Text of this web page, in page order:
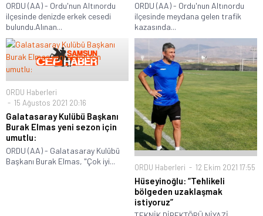
ORDU (AA) - Ordu'nun Altınordu
ilçesinde denizde erkek cesedi
bulundu.Alınan...
ORDU (AA) - Ordu'nun Altınordu
ilçesinde meydana gelen trafik
kazasında...
ORDU Haberleri
15 Ağustos 2021 20:16
Galatasaray Kulübü Başkanı
Burak Elmas yeni sezon için
umutlu:
ORDU (AA) - Galatasaray Kulübü
Başkanı Burak Elmas, "Çok iyi...
ORDU Haberleri 12 Ekim 2021 17:55
Hüseyinoğlu: “Tehlikeli
bölgeden uzaklaşmak
istiyoruz”